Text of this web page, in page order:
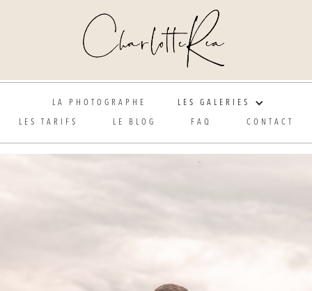
LA PHOTOGRAPHE LES GALERIES
LES TARIFS LE BLOG FAQ CONTACT